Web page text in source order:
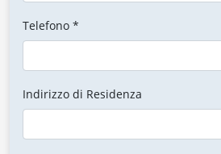
Telefono *
Indirizzo di Residenza